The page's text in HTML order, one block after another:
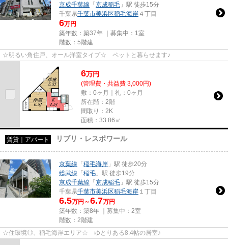
京成千葉線 「京成稲毛 」駅 徒歩15分
千葉県千葉市美浜区稲毛海岸 ４丁目
6万円
築年数：築37年 ｜募集中： 1室
階数：5階建
☆明るい角住戸、オール洋室タイプ☆ ペットと暮らせます♪
6万円
(管理費・共益費 3,000円)
敷：0ヶ月｜礼：0ヶ月
所在階：2階
間取り：2K
面積：33.86㎡
賃貸｜アパート リブリ・レスポワール
京葉線 「稲毛海岸 」駅 徒歩20分
総武線 「稲毛 」駅 徒歩19分
京成千葉線 「京成稲毛 」駅 徒歩15分
千葉県千葉市美浜区稲毛海岸 １丁目
6.5万円～6.7万円
築年数：築8年 ｜募集中： 2室
階数：2階建
☆住環境◎、稲毛海岸エリア☆ ゆとりある8.4帖の居室♪